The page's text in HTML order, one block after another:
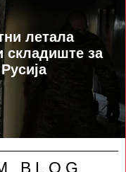
летала
складиште за
BLOG